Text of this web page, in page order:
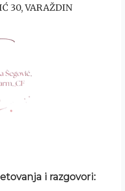
30, VARAŽDIN
i razgovori: